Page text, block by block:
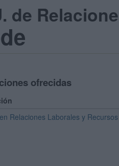
de
ofrecidas
Relaciones Laborales y